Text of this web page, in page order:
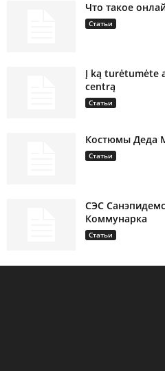
Что такое
Статьи
Į ką turėtumėte
centrą
Статьи
Костюмы Деда
Статьи
СЭС
Коммунарка
Статьи